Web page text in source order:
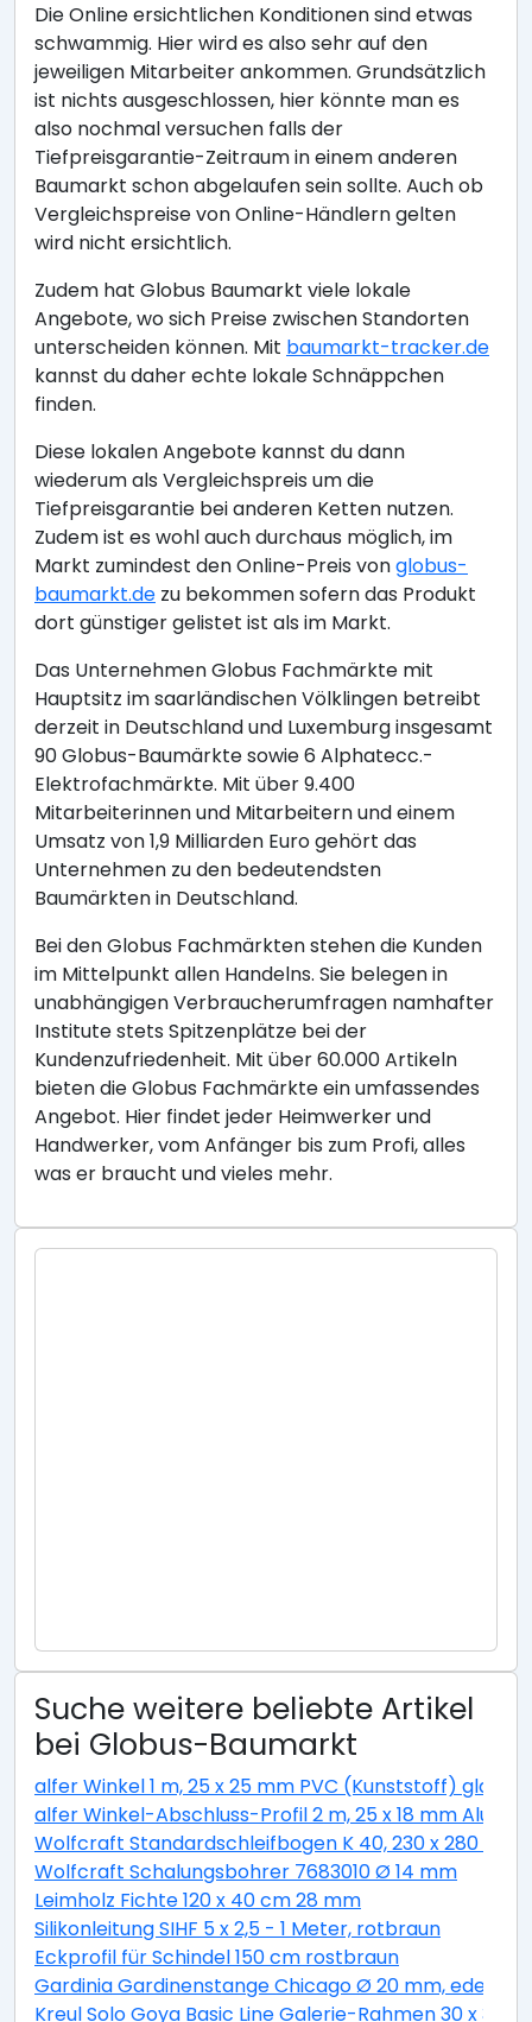
Die Online ersichtlichen Konditionen sind etwas
schwammig. Hier wird es also sehr auf den
jeweiligen Mitarbeiter ankommen. Grundsätzlich
ist nichts ausgeschlossen, hier könnte man es
also nochmal versuchen falls der
Tiefpreisgarantie-Zeitraum in einem anderen
Baumarkt schon abgelaufen sein sollte. Auch ob
Vergleichspreise von Online-Händlern gelten
wird nicht ersichtlich.
Zudem hat Globus Baumarkt viele lokale
Angebote, wo sich Preise zwischen Standorten
unterscheiden können. Mit baumarkt-tracker.de
kannst du daher echte lokale Schnäppchen
finden.
Diese lokalen Angebote kannst du dann
wiederum als Vergleichspreis um die
Tiefpreisgarantie bei anderen Ketten nutzen.
Zudem ist es wohl auch durchaus möglich, im
Markt zumindest den Online-Preis vonglobus-
baumarkt.de zu bekommen sofern das Produkt
dort günstiger gelistet ist als im Markt.
Das Unternehmen Globus Fachmärkte mit
Hauptsitz im saarländischen Völklingen betreibt
derzeit in Deutschland und Luxemburg insgesamt
90 Globus-Baumärkte sowie 6 Alphatecc.-
Elektrofachmärkte. Mit über 9.400
Mitarbeiterinnen und Mitarbeitern und einem
Umsatz von 1,9 Milliarden Euro gehört das
Unternehmen zu den bedeutendsten
Baumärkten in Deutschland.
Bei den Globus Fachmärkten stehen die Kunden
im Mittelpunkt allen Handelns. Sie belegen in
unabhängigen Verbraucherumfragen namhafter
Institute stets Spitzenplätze bei der
Kundenzufriedenheit. Mit über 60.000 Artikeln
bieten die Globus Fachmärkte ein umfassendes
Angebot. Hier findet jeder Heimwerker und
Handwerker, vom Anfänger bis zum Profi, alles
was er braucht und vieles mehr.
Suche weitere beliebte Artikel
bei Globus-Baumarkt
alfer Winkel 1 m, 25 x 25 mm PVC (Kunststoff) glatt
alfer Winkel-Abschluss-Profil 2 m, 25 x 18 mm
Wolfcraft Standardschleifbogen K 40, 230 x 280 cm
Wolfcraft Schalungsbohrer 7683010 Ø 14 mm
Leimholz Fichte 120 x 40 cm 28 mm
Silikonleitung SIHF 5 x 2,5 - 1 Meter, rotbraun
Eckprofil für Schindel 150 cm rostbraun
Gardinia Gardinenstange Chicago Ø 20 mm,
Kreul Solo Goya Basic Line Galerie-Rahmen 30 x 30